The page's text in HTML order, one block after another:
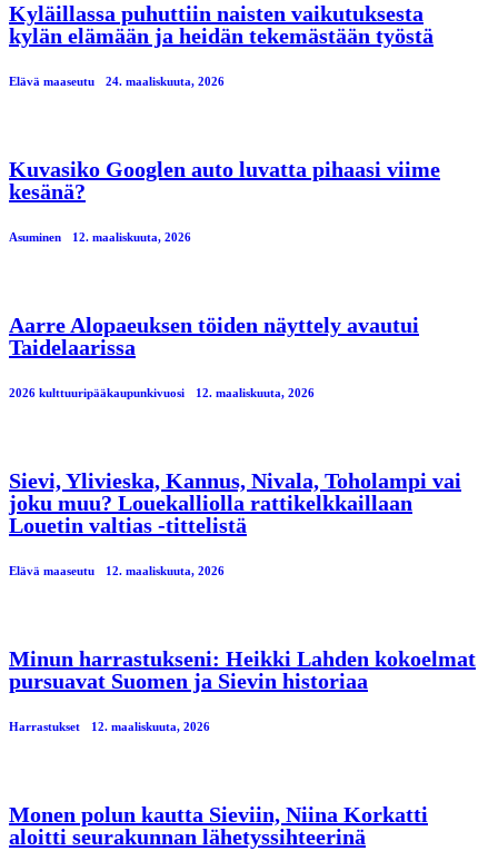
Kyläillassa puhuttiin naisten vaikutuksesta
kylän elämään ja heidän tekemästään työstä
Elävä maaseutu 24. maaliskuuta, 2026
Kuvasiko Googlen auto luvatta pihaasi viime
kesänä?
Asuminen 12. maaliskuuta, 2026
Aarre Alopaeuksen töiden näyttely avautui
Taidelaarissa
2026 kulttuuripääkaupunkivuosi 12. maaliskuuta, 2026
Sievi, Ylivieska, Kannus, Nivala, Toholampi vai
joku muu? Louekalliolla rattikelkkaillaan
Louetin valtias -tittelistä
Elävä maaseutu 12. maaliskuuta, 2026
Minun harrastukseni: Heikki Lahden kokoelmat
pursuavat Suomen ja Sievin historiaa
Harrastukset 12. maaliskuuta, 2026
Monen polun kautta Sieviin, Niina Korkatti
aloitti seurakunnan lähetyssihteerinä